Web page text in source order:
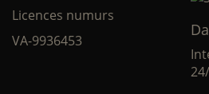
Licences numurs
VA-9936453